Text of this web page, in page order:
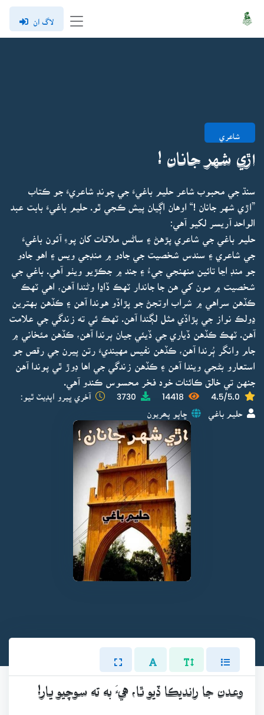
لاگ ان
شاعري
اڙي شهر جانان !
سنڌ جي محبوب شاعر حليم باغيءَ جي چونڊ شاعريءَ جو ڪتاب
”اڙي شهر جانان !“ اوهان اڳيان پيش ڪجي ٿو. حليم باغيءَ بابت عبد
الواحد آريسر لکيو آهي:
حليم باغي جي شاعري پڙهڻ ۽ ساڻس ملاقات کان پوءِ آئون باغيءَ
جي شاعري ۽ سندس شخصيت جي جادو ۾ منڊجي ويس ۽ اهو جادو
جو منڊ اڃا تائين منهنجي جيءُ ۽ جند ۾ جڪڙيو ويٺو آهي. باغي جي
شخصيت ۾ مون کي هن جا جاندار ٽهڪ ڏاڍا وڻندا آهن، اهي ٽهڪ
ڪڏهن سراهي ۾ شراب اوتجڻ جو پڙاڏو هوندا آهن ۽ ڪڏهن بهترين
ڍولڪ نواز جي پڙاڏي مثل لڳندا آهن. ٽهڪ ئي ته زندگي جي علامت
آهن. ٽهڪ ڪڏهن ڏياري جي ڏيئي جيان ٻرندا آهن، ڪڏهن مئخاني ۾
جام وانگر ٻُرندا آهن، ڪڏهن نفيس مهينديءَ رتن پيرن جي رقص جو
استعارو بڻجي ويندا آهن ۽ ڪڏهن زندگي جي اها ڊوڙ ٿي پوندا آهن
جنهن تي خالق ڪائنات خود فخر محسوس ڪندو آهي.
4.5/5.0
14418
3730 آخري ڀيرو اپڊيٽ ٿيو:
حليم باغي ڇاپو پھريون
وعدن جا رانديڪا ڏيو ٿا، هيءَ به ته سوچيو يار!